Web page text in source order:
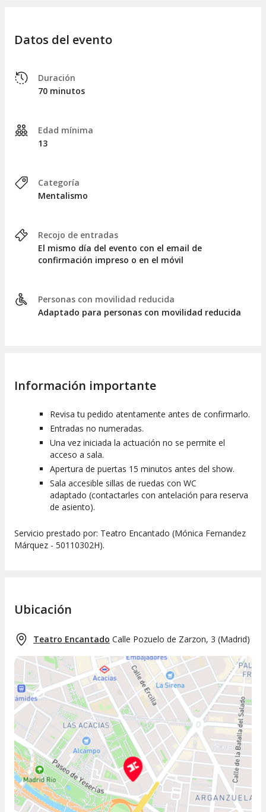
Datos del evento
Duración
70 minutos
Edad mínima
13
Categoría
Mentalismo
Recojo de entradas
El mismo día del evento con el email de
confirmación impreso o en el móvil
Personas con movilidad reducida
Adaptado para personas con movilidad reducida
Información importante
Revisa tu pedido atentamente antes de confirmarlo.
Entradas no numeradas.
Una vez iniciada la actuación no se permite el
acceso a sala.
Apertura de puertas 15 minutos antes del show.
Sala accesible sillas de ruedas con WC
adaptado (contactarles con antelación para reserva
de asiento).
Servicio prestado por: Teatro Encantado (Mónica Fernandez
Márquez - 50110302H).
Ubicación
Teatro Encantado Calle Pozuelo de Zarzon, 3 (Madrid)